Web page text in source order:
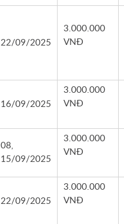
22/09/2025
3.000.000
VNĐ
16/09/2025
3.000.000
VNĐ
08,
15/09/2025
3.000.000
VNĐ
22/09/2025
3.000.000
VNĐ